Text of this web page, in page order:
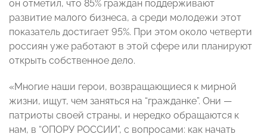
он отметил, что 85% граждан поддерживают
развитие малого бизнеса, а среди молодежи этот
показатель достигает 95%. При этом около четверти
россиян уже работают в этой сфере или планируют
открыть собственное дело.
«Многие наши герои, возвращающиеся к мирной
жизни, ищут, чем заняться на “гражданке”. Они —
патриоты своей страны, и нередко обращаются к
нам, в “ОПОРУ РОССИИ”, с вопросами: как начать